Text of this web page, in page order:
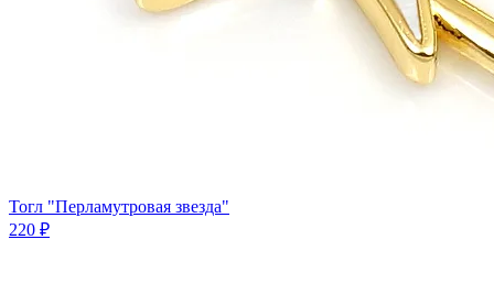
Тогл "Перламутровая звезда"
220 ₽